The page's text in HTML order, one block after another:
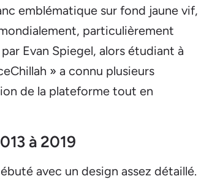
emblématique sur fond jaune vif,
particulièrement
Evan Spiegel, alors étudiant à
» a connu plusieurs
de la plateforme tout en
à 2019
avec un design assez détaillé.